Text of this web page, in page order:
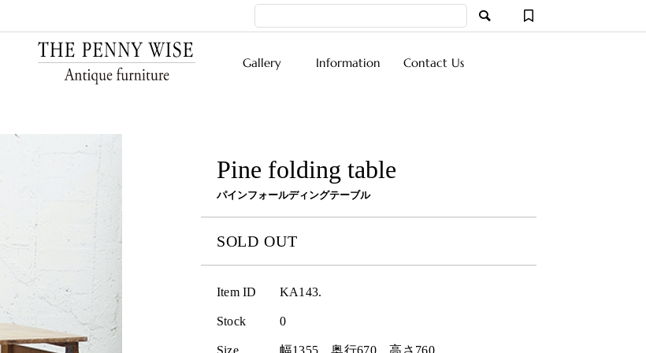
Gallery Information Contact Us
Pine folding table
パインフォールディングテーブル
SOLD OUT
Item ID KA143.
Stock 0